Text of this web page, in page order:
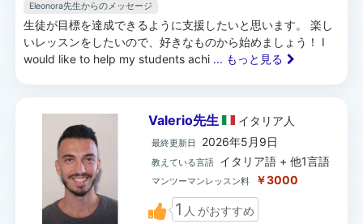
Eleonora先生からのメッセージ
生徒が目標を達成できるように支援したいと思います。 楽し
いレッスンをしたいので、好きなものから始めましょう！ I
would like to help my students achi ... もっと見る
Valerio先生 イタリア 人
最終更新日 2026年5月9日
教えている言語 イタリア語 + 他1言語
マンツーマンレッスン料 ￥3000
1 人 がおすすめ